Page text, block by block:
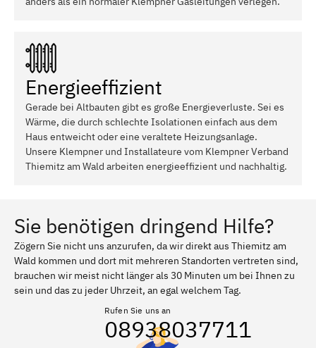
Energieeffizient
Gerade bei Altbauten gibt es große Energieverluste. Sei es
Wärme, die durch schlechte Isolationen einfach aus dem
Haus entweicht oder eine veraltete Heizungsanlage.
Unsere Klempner und Installateure vom Klempner Verband
Thiemitz am Wald arbeiten energieeffizient und nachhaltig.
Sie benötigen dringend Hilfe?
Zögern Sie nicht uns anzurufen, da wir direkt aus Thiemitz am
Wald kommen und dort mit mehreren Standorten vertreten sind,
brauchen wir meist nicht länger als 30 Minuten um bei Ihnen zu
sein und das zu jeder Uhrzeit, an egal welchem Tag.
Rufen Sie uns an
08938037711